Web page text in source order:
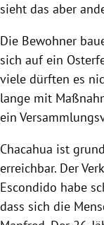
sieht das aber
Die Bewohner
sich auf ein
viele dürften es
lange mit
ein
Chacahua ist
erreichbar. Der
Escondido habe
dass sich die